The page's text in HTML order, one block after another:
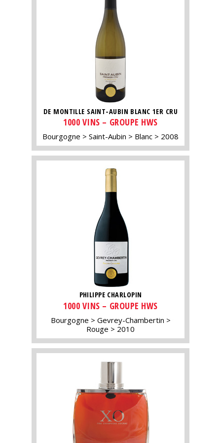
DE MONTILLE SAINT-AUBIN BLANC 1ER CRU
1000 VINS – GROUPE HWS
Bourgogne Saint-Aubin Blanc 2008
PHILIPPE CHARLOPIN
1000 VINS – GROUPE HWS
Bourgogne
Gevrey-Chambertin
Rouge
2010